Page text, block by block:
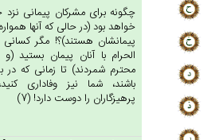
چگونه براى مشركان پيمانى
خواهد بود (در حالى كه آنها
پيمانشان هستند)؟! مگر
الحرام با آنان پيمان بستيد
محترم شمردند) تا زمانى كه در
باشند، شما نيز وفادارى
پرهيزگاران را دوست دارد! (7)